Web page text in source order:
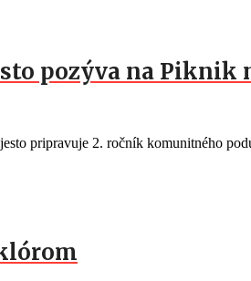
pozýva na Piknik
pripravuje 2. ročník komunitného